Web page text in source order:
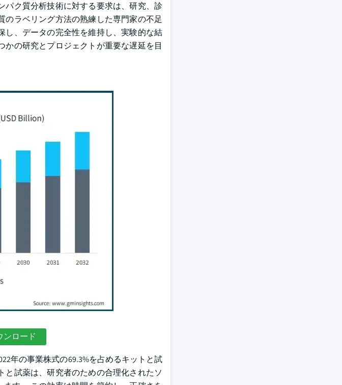
パク質分析技術に対する要求は、研究、診
ラベリング方法の熟練した専門家の不足
し、データの完全性を維持し、実験的な結
の研究とプロジェクトが重要な遅延を目
ンロード
年の事業株式の69.3%を占めるキットと試
試薬は、研究者のための合理化されたソ